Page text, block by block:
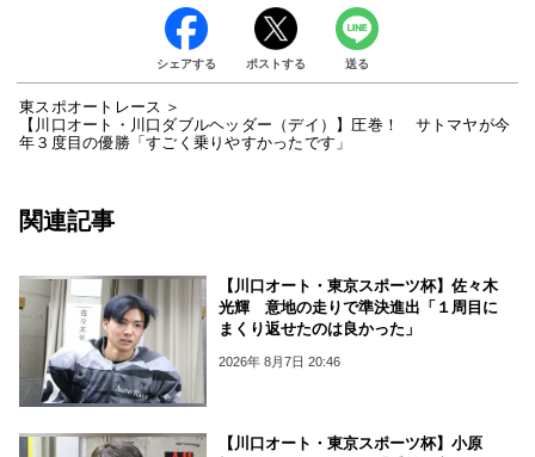
シェアする ポストする 送る
東スポオートレース
【川口オート・川口ダブルヘッダー（デイ）】圧巻！ サトマヤが今
年３度目の優勝「すごく乗りやすかったです」
関連記事
【川口オート・東京スポーツ杯】佐々木
光輝 意地の走りで準決進出「１周目に
まくり返せたのは良かった」
2026年 8月7日 20:46
【川口オート・東京スポーツ杯】小原